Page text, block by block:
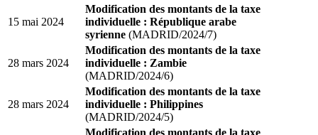
15 mai 2024
Modification des montants de la taxe
individuelle : République arabe
syrienne (MADRID/2024/7)
28 mars 2024
Modification des montants de la taxe
individuelle : Zambie
(MADRID/2024/6)
28 mars 2024
Modification des montants de la taxe
individuelle : Philippines
(MADRID/2024/5)
Modification des montants de la taxe